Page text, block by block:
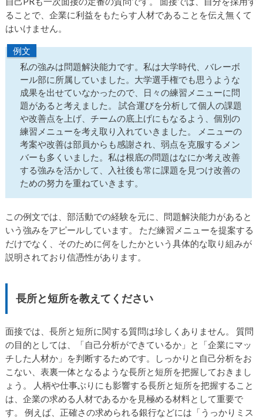
ることで、企業に利益をもたらす人材であることを伝え無くて
はいけません。
例文
私の強みは問題解決能力です。私は大学時代、バレーボ
ール部に所属していました。大学選手権でも思うような
成果を出せていなかったので、日々の練習メニューに問
題があると考えました。 試合運びを分析して個人の課題
や改善点を上げ、チームの底上げにもなるよう、個別の
練習メニューを考え取り入れていきました。 メニューの
考案や改善は部員からも感謝され、弱点を克服するメン
バーも多くいました。私は根底の問題はなにか考え改善
する強みを活かして、入社後も常に課題を見つけ改善の
ための努力を重ねていきます。
この例文では、部活動での経験を元に、問題解決能力があると
いう強みをアピールしています。 ただ練習メニューを提案する
だけでなく、そのために何をしたかという具体的な取り組みが
説明されており信憑性があります。
長所と短所を教えてください
面接では、長所と短所に関する質問は珍しくありません。 質問
の目的としては、「自己分析ができているか」と「企業にマッ
チした人材か」を判断するためです。しっかりと自己分析をお
こない、表裏一体となるような長所と短所を把握しておきまし
ょう。 人柄や仕事ぶりにも影響する長所と短所を把握すること
は、企業の求める人材であるかを見極める材料として重要で
す。 例えば、正確さの求められる銀行などには「うっかりミス